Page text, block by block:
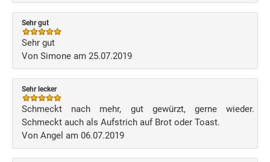
Sehr gut
Sehr gut
Von Simone am 25.07.2019
Sehr lecker
Schmeckt nach mehr, gut gewürzt, gerne wieder.
Schmeckt auch als Aufstrich auf Brot oder Toast.
Von Angel am 06.07.2019